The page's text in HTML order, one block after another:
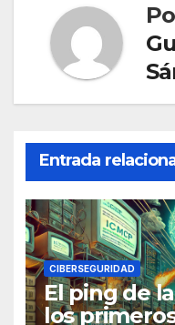
Entrada
CIBERSEGURIDAD
El ping de
los